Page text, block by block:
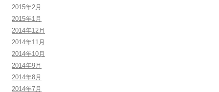
2015年2月
2015年1月
2014年12月
2014年11月
2014年10月
2014年9月
2014年8月
2014年7月